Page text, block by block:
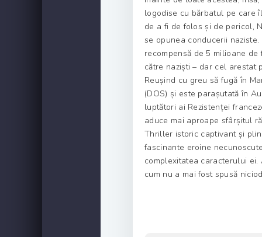
logodise cu bărbatul pe care
de a fi de folos și de pericol,
se opunea conducerii
recompensă de 5 milioane
către naziști – dar cel
Reușind cu greu să fugă în
(DOS) și este parașutată în
luptători ai Rezistenței
aduce mai aproape sfârșitul
Thriller istoric captivant și
fascinante eroine
complexitatea caracterului
cum nu a mai fost spusă